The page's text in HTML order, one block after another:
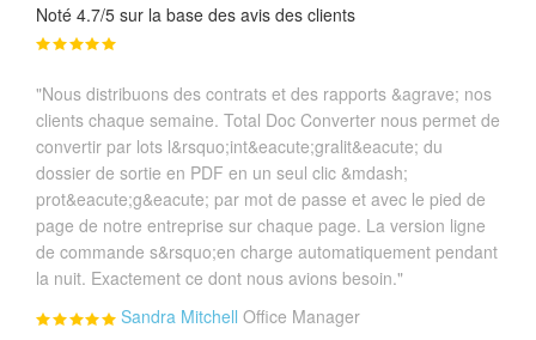
Noté 4.7/5 sur la base des avis des clients
"Nous distribuons des contrats et des rapports &agrave; nos
clients chaque semaine. Total Doc Converter nous permet de
convertir par lots l&rsquo;int&eacute;gralit&eacute; du
dossier de sortie en PDF en un seul clic &mdash;
prot&eacute;g&eacute; par mot de passe et avec le pied de
page de notre entreprise sur chaque page. La version ligne
de commande s&rsquo;en charge automatiquement pendant
la nuit. Exactement ce dont nous avions besoin."
Sandra Mitchell Office Manager